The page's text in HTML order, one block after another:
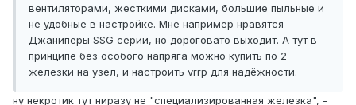
вентиляторами, жесткими дисками, большие пыльные и
не удобные в настройке. Мне например нравятся
Джаниперы SSG серии, но дороговато выходит. А тут в
принципе без особого напряга можно купить по 2
железки на узел, и настроить vrrp для надёжности.
ну некротик тут ниразу не "специализированная железка", -